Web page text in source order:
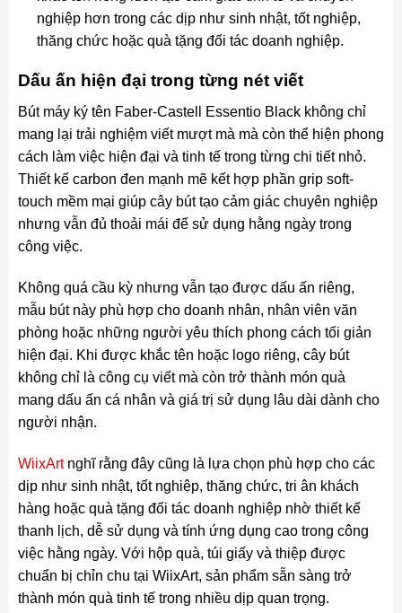
nghiệp hơn trong các dịp như sinh nhật, tốt nghiệp,
thăng chức hoặc quà tặng đối tác doanh nghiệp.
Dấu ấn hiện đại trong từng nét viết
Bút máy ký tên Faber-Castell Essentio Black không chỉ
mang lại trải nghiệm viết mượt mà mà còn thể hiện phong
cách làm việc hiện đại và tinh tế trong từng chi tiết nhỏ.
Thiết kế carbon đen mạnh mẽ kết hợp phần grip soft-
touch mềm mại giúp cây bút tạo cảm giác chuyên nghiệp
nhưng vẫn đủ thoải mái để sử dụng hằng ngày trong
công việc.
Không quá cầu kỳ nhưng vẫn tạo được dấu ấn riêng,
mẫu bút này phù hợp cho doanh nhân, nhân viên văn
phòng hoặc những người yêu thích phong cách tối giản
hiện đại. Khi được khắc tên hoặc logo riêng, cây bút
không chỉ là công cụ viết mà còn trở thành món quà
mang dấu ấn cá nhân và giá trị sử dụng lâu dài dành cho
người nhận.
WiixArtnghĩ rằng đây cũng là lựa chọn phù hợp cho các
dịp như sinh nhật, tốt nghiệp, thăng chức, tri ân khách
hàng hoặc quà tặng đối tác doanh nghiệp nhờ thiết kế
thanh lịch, dễ sử dụng và tính ứng dụng cao trong công
việc hằng ngày. Với hộp quà, túi giấy và thiệp được
chuẩn bị chỉn chu tại WiixArt, sản phẩm sẵn sàng trở
thành món quà tinh tế trong nhiều dịp quan trọng.